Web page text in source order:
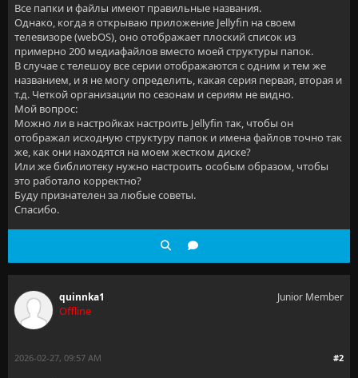
Все папки и файлы имеют правильные названия.
Однако, когда я открываю приложение Jellyfin на своем
телевизоре (webOS), оно отображает плоский список из
примерно 200 медиафайлов вместо моей структуры папок.
В случае с телешоу все серии отображаются с одним и тем же
названием, и я не могу определить, какая серия первая, вторая и
т.д. Четкой организации по сезонам и сериям не видно.
Мой вопрос:
Можно ли в настройках настроить Jellyfin так, чтобы он
отображал исходную структуру папок и имена файлов точно так
же, как они находятся на моем жестком диске?
Или же библиотеку нужно настроить особым образом, чтобы
это работало корректно?
Буду признателен за любые советы.
Спасибо.
quinnka1
Offline
Junior Member
#2
2026-02-27, 09:57 AM